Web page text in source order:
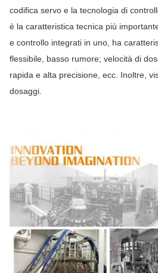
codifica servo e la tecnologia di
è la caratteristica tecnica più
e controllo integrati in uno, ha
flessibile, basso rumore; velocità di
rapida e alta precisione, ecc. Inoltre,
dosaggi.